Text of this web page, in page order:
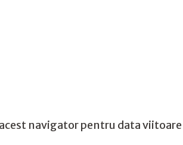
navigator pentru data viitoare